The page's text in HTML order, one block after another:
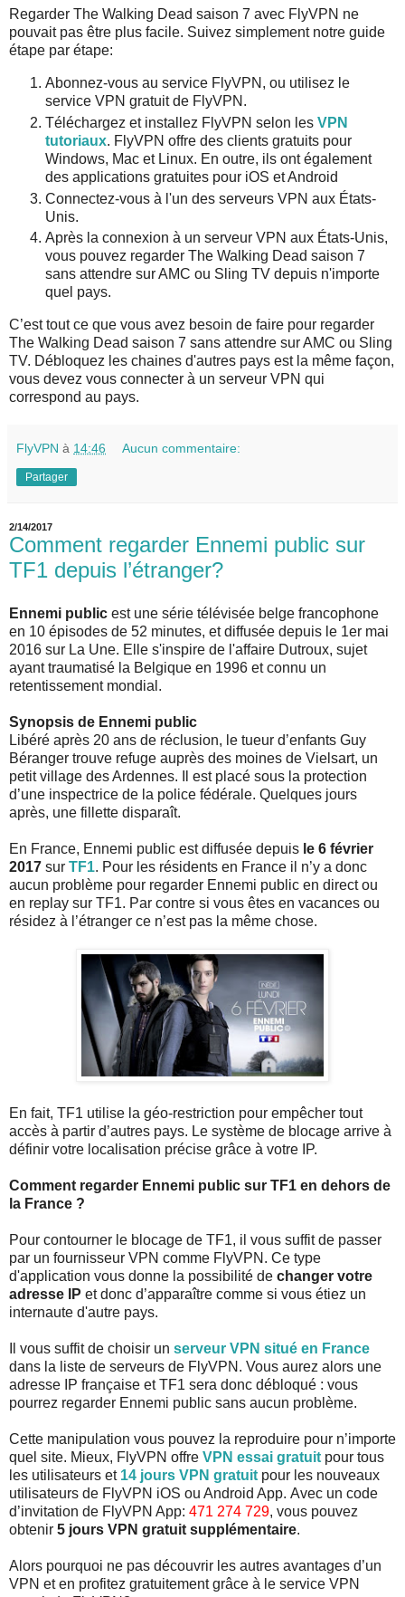
Regarder The Walking Dead saison 7 avec FlyVPN ne
pouvait pas être plus facile. Suivez simplement notre guide
étape par étape:
Abonnez-vous au service FlyVPN, ou utilisez le
service VPN gratuit de FlyVPN.
Téléchargez et installez FlyVPN selon les VPN
tutoriaux. FlyVPN offre des clients gratuits pour
Windows, Mac et Linux. En outre, ils ont également
des applications gratuites pour iOS et Android
Connectez-vous à l'un des serveurs VPN aux États-
Unis.
Après la connexion à un serveur VPN aux États-Unis,
vous pouvez regarder The Walking Dead saison 7
sans attendre sur AMC ou Sling TV depuis n'importe
quel pays.
C’est tout ce que vous avez besoin de faire pour regarder
The Walking Dead saison 7 sans attendre sur AMC ou Sling
TV. Débloquez les chaines d'autres pays est la même façon,
vous devez vous connecter à un serveur VPN qui
correspond au pays.
FlyVPN à 14:46 Aucun commentaire:
Partager
2/14/2017
Comment regarder Ennemi public sur
TF1 depuis l’étranger?
Ennemi public est une série télévisée belge francophone
en 10 épisodes de 52 minutes, et diffusée depuis le 1er mai
2016 sur La Une. Elle s'inspire de l'affaire Dutroux, sujet
ayant traumatisé la Belgique en 1996 et connu un
retentissement mondial.
Synopsis de Ennemi public
Libéré après 20 ans de réclusion, le tueur d’enfants Guy
Béranger trouve refuge auprès des moines de Vielsart, un
petit village des Ardennes. Il est placé sous la protection
d’une inspectrice de la police fédérale. Quelques jours
après, une fillette disparaît.
En France, Ennemi public est diffusée depuis le 6 février
2017 sur TF1. Pour les résidents en France il n’y a donc
aucun problème pour regarder Ennemi public en direct ou
en replay sur TF1. Par contre si vous êtes en vacances ou
résidez à l’étranger ce n’est pas la même chose.
En fait, TF1 utilise la géo-restriction pour empêcher tout
accès à partir d’autres pays. Le système de blocage arrive à
définir votre localisation précise grâce à votre IP.
Comment regarder Ennemi public sur TF1 en dehors de
la France ?
Pour contourner le blocage de TF1, il vous suffit de passer
par un fournisseur VPN comme FlyVPN. Ce type
d'application vous donne la possibilité de changer votre
adresse IP et donc d’apparaître comme si vous étiez un
internaute d'autre pays.
Il vous suffit de choisir un serveur VPN situé en France
dans la liste de serveurs de FlyVPN. Vous aurez alors une
adresse IP française et TF1 sera donc débloqué : vous
pourrez regarder Ennemi public sans aucun problème.
Cette manipulation vous pouvez la reproduire pour n’importe
quel site. Mieux, FlyVPN offre VPN essai gratuit pour tous
les utilisateurs et 14 jours VPN gratuit pour les nouveaux
utilisateurs de FlyVPN iOS ou Android App. Avec un code
d’invitation de FlyVPN App: 471 274 729, vous pouvez
obtenir 5 jours VPN gratuit supplémentaire.
Alors pourquoi ne pas découvrir les autres avantages d’un
VPN et en profitez gratuitement grâce à le service VPN